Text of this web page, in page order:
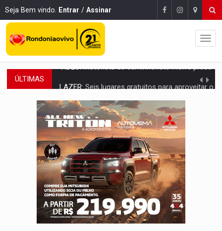
Seja Bem vindo. Entrar / Assinar
ÚLTIMAS Seis lugares gratuitos para aproveitar o fim de semana
VÍDEO:FTICCO e Força Tática prendem membro do CV com arma e drogas
INCLUSÃO:Prefeitura fortalece parceria com a APAE para ampliar ações
DEFESA:Exército testa inovações no combate a drones durante
TEMAS SOCIOAMBIENTAIS:Em Itapuã do Oeste, CINEMAZÔNIA leva cinema
PREVISÃO:Interior de Rondônia terá sábado (8) de calor intenso
INFRAESTRUTURA:Após quase 30 anos de espera, asfalto chega ao
A ILHA:Coreografia de Rondônia estreia na programação do Festival de